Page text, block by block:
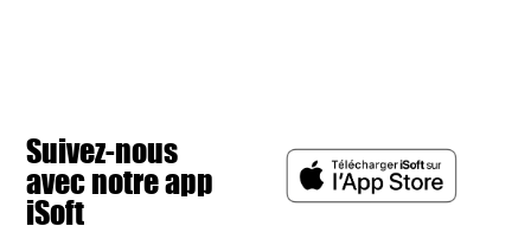
Suivez-nous
avec notre app
iSoft